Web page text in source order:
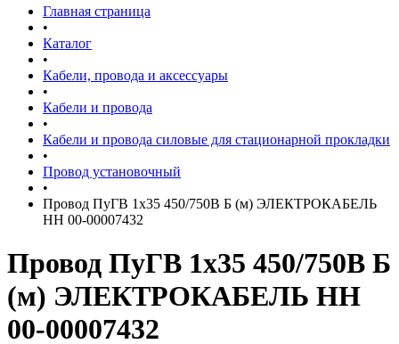
Главная страница
•
Каталог
•
Кабели, провода и аксессуары
•
Кабели и провода
•
Кабели и провода силовые для стационарной прокладки
•
Провод установочный
•
Провод ПуГВ 1х35 450/750В Б (м) ЭЛЕКТРОКАБЕЛЬ
НН 00-00007432
Провод ПуГВ 1х35 450/750В Б
(м) ЭЛЕКТРОКАБЕЛЬ НН
00-00007432